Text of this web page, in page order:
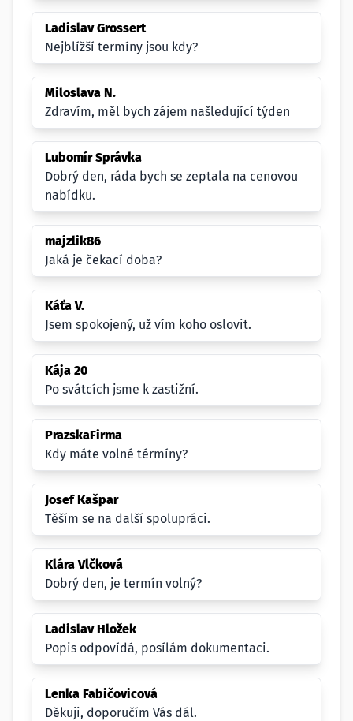
Ladislav Grossert
Nejblížší termíny jsou kdy?
Miloslava N.
Zdravím, měl bych zájem našledující týden
Lubomír Správka
Dobrý den, ráda bych se zeptala na cenovou
nabídku.
majzlik86
Jaká je čekací doba?
Káťa V.
Jsem spokojený, už vím koho oslovit.
Kája 20
Po svátcích jsme k zastižní.
PrazskaFirma
Kdy máte volné térmíny?
Josef Kašpar
Těším se na další spolupráci.
Klára Vlčková
Dobrý den, je termín volný?
Ladislav Hložek
Popis odpovídá, posílám dokumentaci.
Lenka Fabičovicová
Děkuji, doporučím Vás dál.